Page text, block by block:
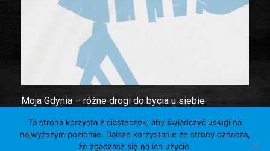
Moja Gdynia – różne drogi do bycia u siebie
© Towarzystwo Miłośników Gdyni
Ta strona korzysta z ciasteczek, aby świadczyć usługi na
najwyższym poziomie. Dalsze korzystanie ze strony oznacza,
że zgadzasz się na ich użycie.